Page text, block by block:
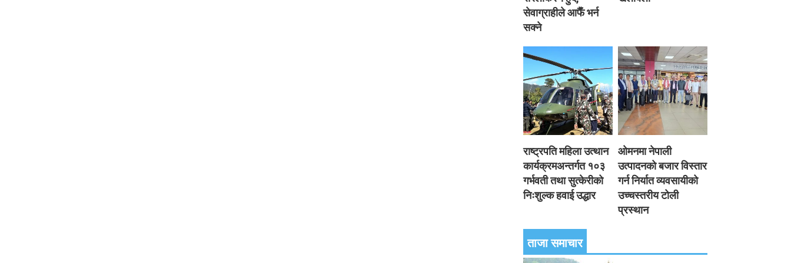
सेवाग्राहीले आफैँ भर्न
सक्ने
राष्ट्रपति महिला उत्थान
कार्यक्रमअन्तर्गत १०३
गर्भवती तथा सुत्केरीको
निःशुल्क हवाई उद्धार
ओमनमा नेपाली
उत्पादनको बजार विस्तार
गर्न निर्यात व्यवसायीको
उच्चस्तरीय टोली
प्रस्थान
ताजा समाचार